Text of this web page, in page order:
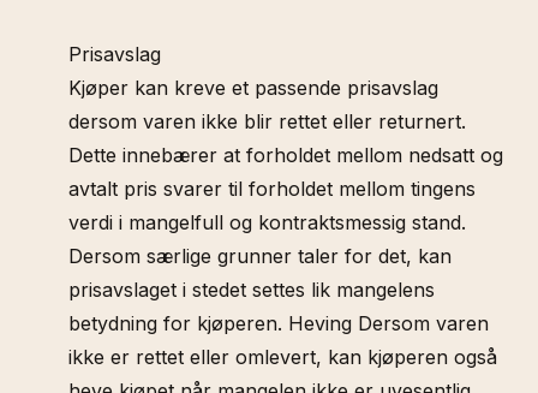
Prisavslag
Kjøper kan kreve et passende prisavslag
dersom varen ikke blir rettet eller returnert.
Dette innebærer at forholdet mellom nedsatt og
avtalt pris svarer til forholdet mellom tingens
verdi i mangelfull og kontraktsmessig stand.
Dersom særlige grunner taler for det, kan
prisavslaget i stedet settes lik mangelens
betydning for kjøperen. Heving Dersom varen
ikke er rettet eller omlevert, kan kjøperen også